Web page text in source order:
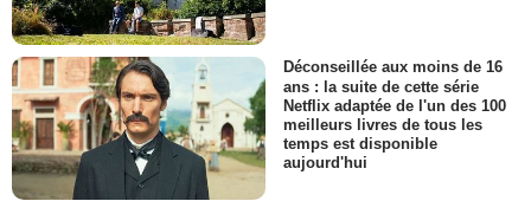
Déconseillée aux moins de 16
ans : la suite de cette série
Netflix adaptée de l'un des 100
meilleurs livres de tous les
temps est disponible
aujourd'hui